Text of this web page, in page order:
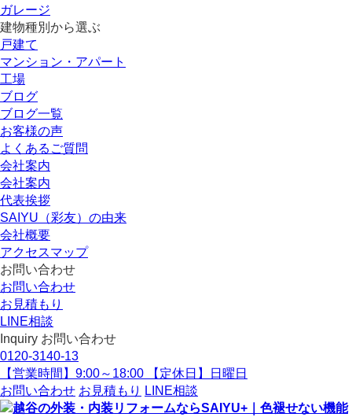
ガレージ
建物種別から選ぶ
戸建て
マンション・アパート
工場
ブログ
ブログ一覧
お客様の声
よくあるご質問
会社案内
会社案内
代表挨拶
SAIYU（彩友）の由来
会社概要
アクセスマップ
お問い合わせ
お問い合わせ
お見積もり
LINE相談
Inquiry お問い合わせ
0120-3140-13
【営業時間】9:00～18:00 【定休日】日曜日
お問い合わせ お見積もり LINE相談